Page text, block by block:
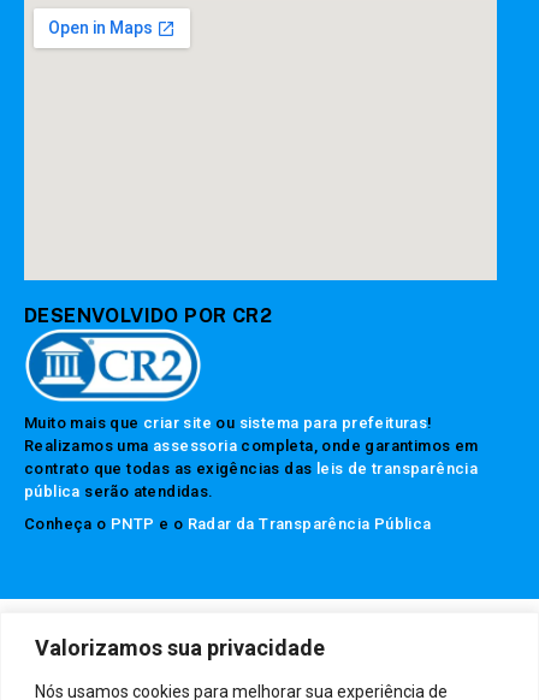
Valorizamos sua privacidade
Nós usamos cookies para melhorar sua experiência de
DESENVOLVIDO POR CR2
Muito mais que criar site ou sistema para prefeituras!
Realizamos uma assessoria completa, onde garantimos em
contrato que todas as exigências das leis de transparência
pública serão atendidas.
Conheça o PNTP e o Radar da Transparência Pública
Acessar Área Administrativa